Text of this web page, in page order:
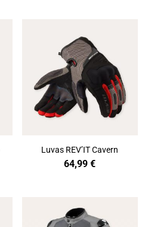
Luvas REV’IT Cavern
64,99€